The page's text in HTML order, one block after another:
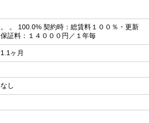
。 。 100.0% 契約時：総賃料１００％・更新
保証料：１４０００円／１年毎
1.1ヶ月
なし